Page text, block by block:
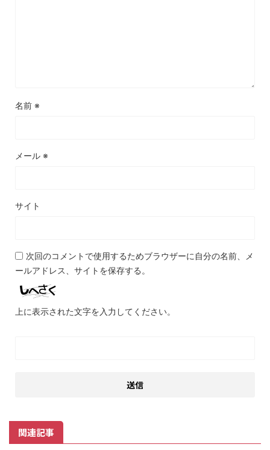
名前 ※
メール ※
サイト
次回のコメントで使用するためブラウザーに自分の名前、メ
ールアドレス、サイトを保存する。
上に表示された文字を入力してください。
関連記事